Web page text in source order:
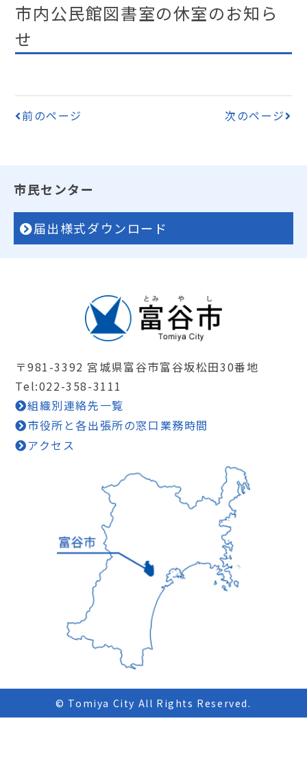
市内公民館図書室の休室のお知ら
せ
前のページ 次のページ
市民センター
届出様式ダウンロード
〒981-3392 宮城県富谷市富谷坂松田30番地
Tel:022-358-3111
組織別連絡先一覧
市役所と各出張所の窓口業務時間
アクセス
© Tomiya City All Rights Reserved.